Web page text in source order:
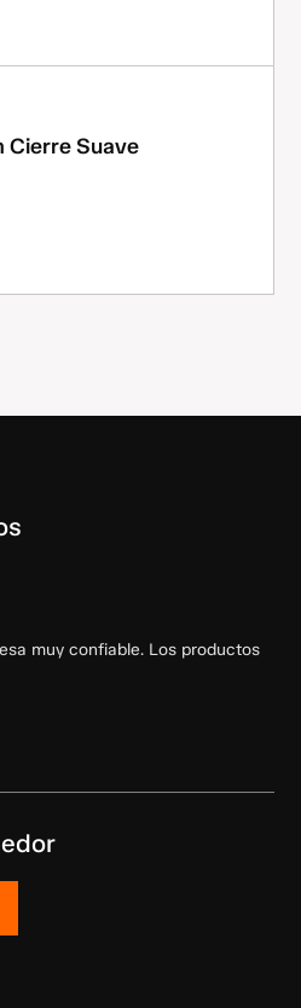
Cierre Suave
muy confiable. Los productos